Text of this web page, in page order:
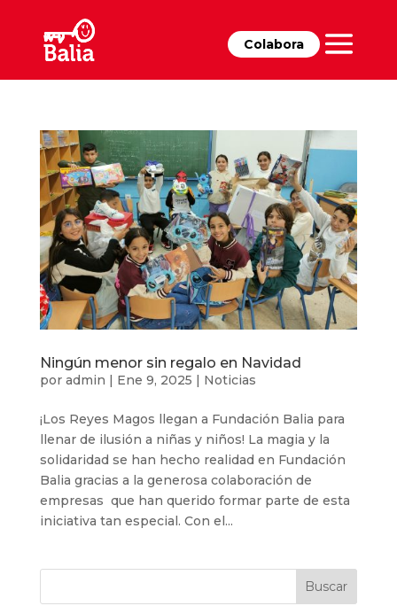
Colabora
Ningún menor sin regalo en Navidad
por admin | Ene 9, 2025 | Noticias
¡Los Reyes Magos llegan a Fundación Balia para
llenar de ilusión a niñas y niños! La magia y la
solidaridad se han hecho realidad en Fundación
Balia gracias a la generosa colaboración de
empresas que han querido formar parte de esta
iniciativa tan especial. Con el...
Buscar